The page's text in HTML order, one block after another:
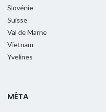
Slovénie
Suisse
Val de Marne
Vietnam
Yvelines
MÉTA